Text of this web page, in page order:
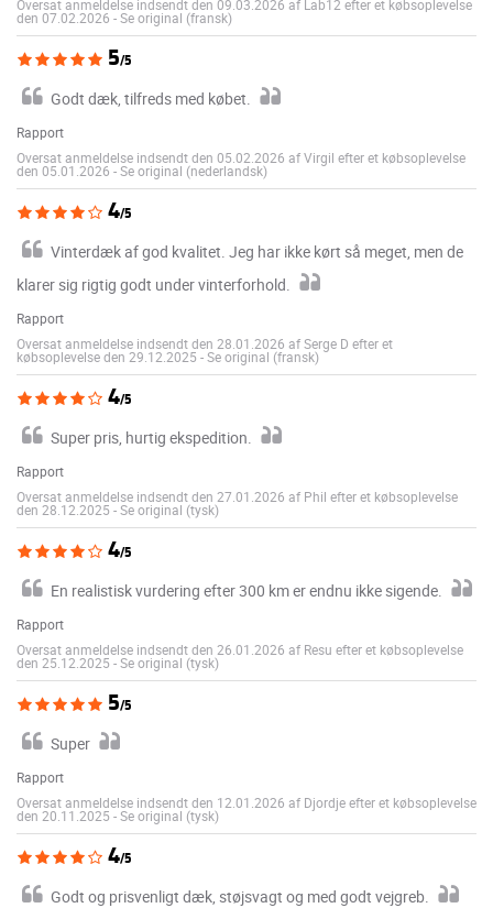
Oversat anmeldelse indsendt den 09.03.2026 af Lab12 efter et købsoplevelse
den 07.02.2026 -Se original (fransk)
5/5
Godt dæk, tilfreds med købet.
Rapport
Oversat anmeldelse indsendt den 05.02.2026 af Virgil efter et købsoplevelse
den 05.01.2026 -Se original (nederlandsk)
4/5
Vinterdæk af god kvalitet. Jeg har ikke kørt så meget, men de
klarer sig rigtig godt under vinterforhold.
Rapport
Oversat anmeldelse indsendt den 28.01.2026 af Serge D efter et
købsoplevelse den 29.12.2025 -Se original (fransk)
4/5
Super pris, hurtig ekspedition.
Rapport
Oversat anmeldelse indsendt den 27.01.2026 af Phil efter et købsoplevelse
den 28.12.2025 -Se original (tysk)
4/5
En realistisk vurdering efter 300 km er endnu ikke sigende.
Rapport
Oversat anmeldelse indsendt den 26.01.2026 af Resu efter et købsoplevelse
den 25.12.2025 -Se original (tysk)
5/5
Super
Rapport
Oversat anmeldelse indsendt den 12.01.2026 af Djordje efter et købsoplevelse
den 20.11.2025 -Se original (tysk)
4/5
Godt og prisvenligt dæk, støjsvagt og med godt vejgreb.